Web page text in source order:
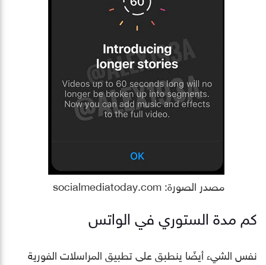
مصدر الصورة: socialmediatoday.com
كم مدة الستوري في الواتس
نفس الشيء أيضًا ينطبق على تطبيق المراسلات الفورية